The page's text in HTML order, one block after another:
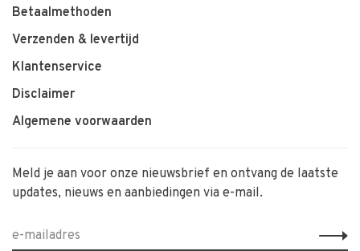
Betaalmethoden
Verzenden & levertijd
Klantenservice
Disclaimer
Algemene voorwaarden
Meld je aan voor onze nieuwsbrief en ontvang de laatste
updates, nieuws en aanbiedingen via e-mail.